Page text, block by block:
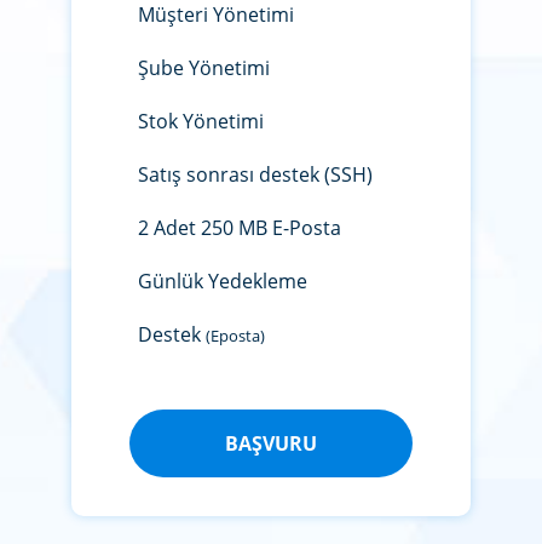
Müşteri Yönetimi
Şube Yönetimi
Stok Yönetimi
Satış sonrası destek (SSH)
2 Adet 250 MB E-Posta
Günlük Yedekleme
Destek (Eposta)
BAŞVURU